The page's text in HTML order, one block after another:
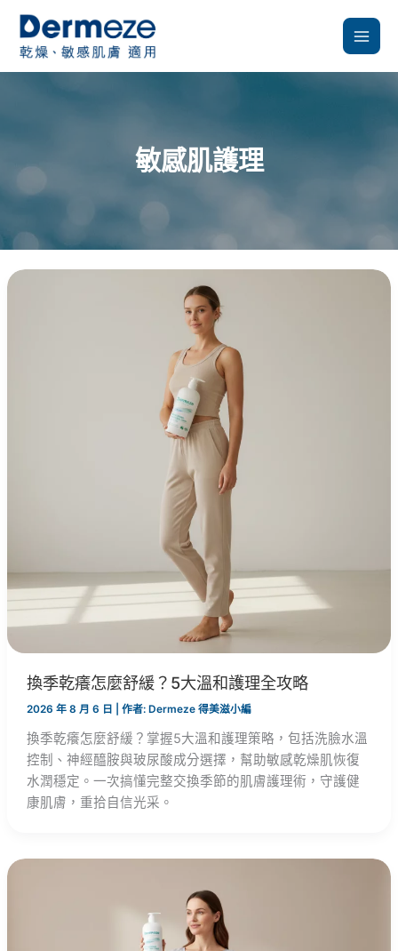
要
敏感肌護理
換季乾癢怎麼舒緩？5大溫和護理全攻略
2026 年 8 月 6 日 | 作者: Dermeze 得美滋小編
換季乾癢怎麼舒緩？掌握5大溫和護理策略，包括洗臉水溫
控制、神經醯胺與玻尿酸成分選擇，幫助敏感乾燥肌恢復
水潤穩定。一次搞懂完整交換季節的肌膚護理術，守護健
康肌膚，重拾自信光采。